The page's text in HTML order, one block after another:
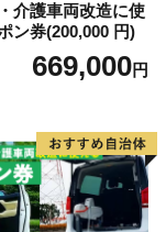
の接するところ
夏から秋にかけ
は海藻が生い茂
しい景観を見せ
たいへん珍しい
介護車両改造に使
ン券(200,000 円)
669,000円